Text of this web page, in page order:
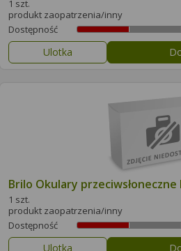
1 szt.
produkt zaopatrzenia/inny
Dostępność
Ulotka
Brilo Okulary przeciwsłoneczne
1 szt.
produkt zaopatrzenia/inny
Dostępność
Ulotka